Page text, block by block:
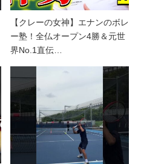
【クレーの女神】エナンのボレ
ー塾！全仏オープン4勝＆元世
界No.1直伝…